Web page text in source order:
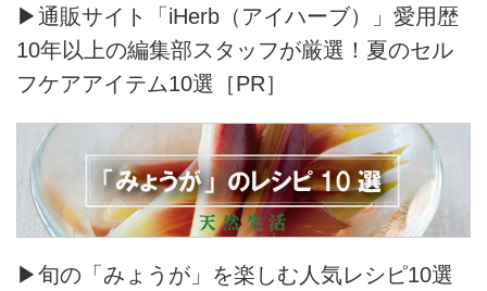
▶通販サイト「iHerb（アイハーブ）」愛用歴
10年以上の編集部スタッフが厳選！夏のセル
フケアアイテム10選［PR］
▶旬の「みょうが」を楽しむ人気レシピ10選